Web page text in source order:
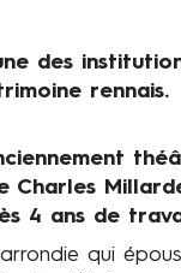
des
rennais.
Charles
4 ans de
qui